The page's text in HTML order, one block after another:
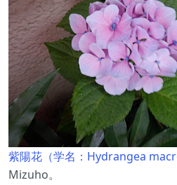
紫陽花（学名：Hydrangea
Mizuho。